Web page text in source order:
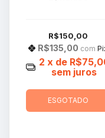
R$150,00
R$135,00 com
2 x de
sem juros
ESGOTADO